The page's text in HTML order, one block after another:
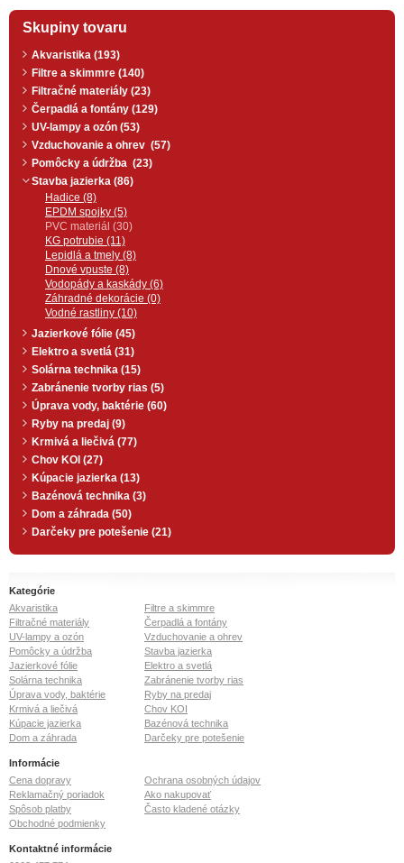
Skupiny tovaru
Akvaristika (193)
Filtre a skimmre (140)
Filtračné materiály (23)
Čerpadlá a fontány (129)
UV-lampy a ozón (53)
Vzduchovanie a ohrev (57)
Pomôcky a údržba (23)
Stavba jazierka (86)
Hadice (8)
EPDM spojky (5)
PVC materiál (30)
KG potrubie (11)
Lepidlá a tmely (8)
Dnové vpuste (8)
Vodopády a kaskády (6)
Záhradné dekorácie (0)
Vodné rastliny (10)
Jazierkové fólie (45)
Elektro a svetlá (31)
Solárna technika (15)
Zabránenie tvorby rias (5)
Úprava vody, baktérie (60)
Ryby na predaj (9)
Krmivá a liečivá (77)
Chov KOI (27)
Kúpacie jazierka (13)
Bazénová technika (3)
Dom a záhrada (50)
Darčeky pre potešenie (21)
Kategórie
Akvaristika
Filtre a skimmre
Filtračné materiály
Čerpadlá a fontány
UV-lampy a ozón
Vzduchovanie a ohrev
Pomôcky a údržba
Stavba jazierka
Jazierkové fólie
Elektro a svetlá
Solárna technika
Zabránenie tvorby rias
Úprava vody, baktérie
Ryby na predaj
Krmivá a liečivá
Chov KOI
Kúpacie jazierka
Bazénová technika
Dom a záhrada
Darčeky pre potešenie
Informácie
Cena dopravy
Ochrana osobných údajov
Reklamačný poriadok
Ako nakupovať
Spôsob platby
Často kladené otázky
Obchodné podmienky
Kontaktné informácie